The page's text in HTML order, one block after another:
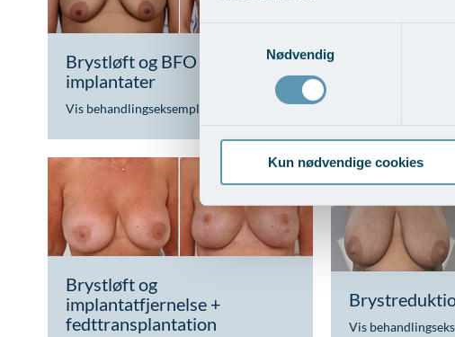
Samtykkevalg
Nødvendig
Kun nødvendige cookies
Brystløft og BFO med
implantater
Vis behandlingseksempler
Brystløft og
Vis
Brystløft og
implantatfjernelse +
fedttransplantation
Vis